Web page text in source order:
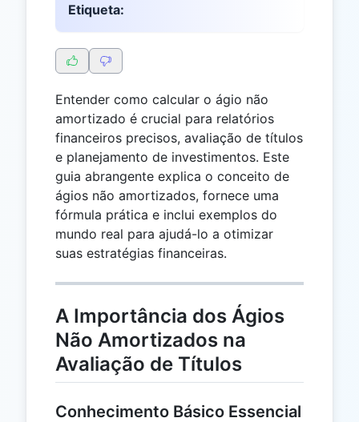
Etiqueta:
Entender como calcular o ágio não
amortizado é crucial para relatórios
financeiros precisos, avaliação de títulos
e planejamento de investimentos. Este
guia abrangente explica o conceito de
ágios não amortizados, fornece uma
fórmula prática e inclui exemplos do
mundo real para ajudá-lo a otimizar
suas estratégias financeiras.
A Importância dos Ágios
Não Amortizados na
Avaliação de Títulos
Conhecimento Básico Essencial